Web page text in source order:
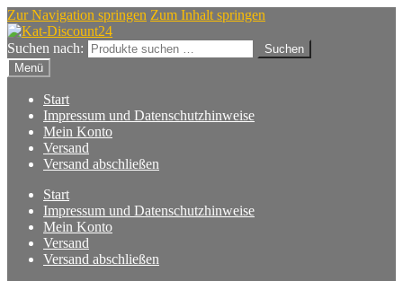
Zur Navigation springen Zum Inhalt springen
Suchen nach:
Suchen
Menü
Start
Impressum und Datenschutzhinweise
Mein Konto
Versand
Versand abschließen
Start
Impressum und Datenschutzhinweise
Mein Konto
Versand
Versand abschließen